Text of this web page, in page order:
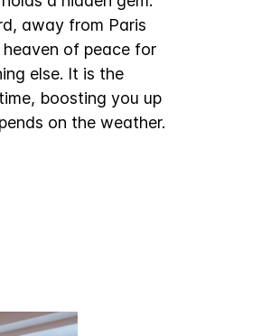
away from Paris
of peace for
else. It is the
boosting you up
on the weather.